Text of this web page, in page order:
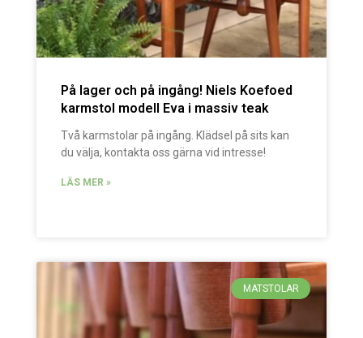
På lager och på ingång! Niels Koefoed
karmstol modell Eva i massiv teak
Två karmstolar på ingång. Klädsel på sits kan
du välja, kontakta oss gärna vid intresse!
LÄS MER »
MATSTOLAR